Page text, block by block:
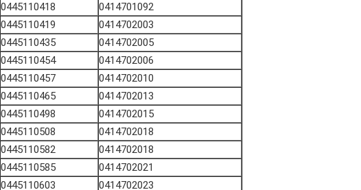
0414701092
0445110418
0414702003
0445110419
0414702005
0445110435
0414702006
0445110454
0414702010
0445110457
0414702013
0445110465
0414702015
0445110498
0414702018
0445110508
0414702018
0445110582
0414702021
0445110585
0414702023
0445110603